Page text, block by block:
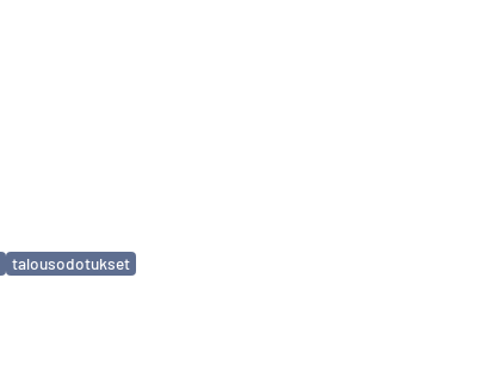
talousodotukset